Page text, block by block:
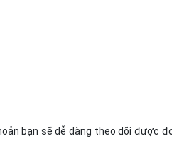
bạn sẽ dễ dàng theo dõi được